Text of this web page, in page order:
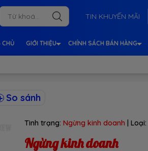
TIN KHUYẾN MÃI
CHỦ GIỚI THIỆU CHÍNH SÁCH BÁN HÀNG
So sánh
Tình trạng: Ngừng kinh doanh | Loại:
Ngừng kinh doanh